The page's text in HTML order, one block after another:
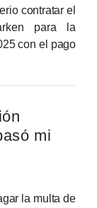
contratar el
para la
con el pago
mi
la multa de